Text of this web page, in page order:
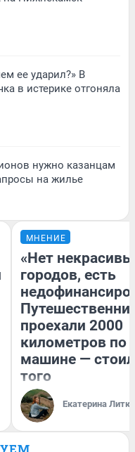
ее ударил?» В
в истерике отгоняла
нужно казанцам
на жилье
МНЕНИЕ
«Нет
городов, есть
проехали 2000
километров по
машине —
того
Екатерина